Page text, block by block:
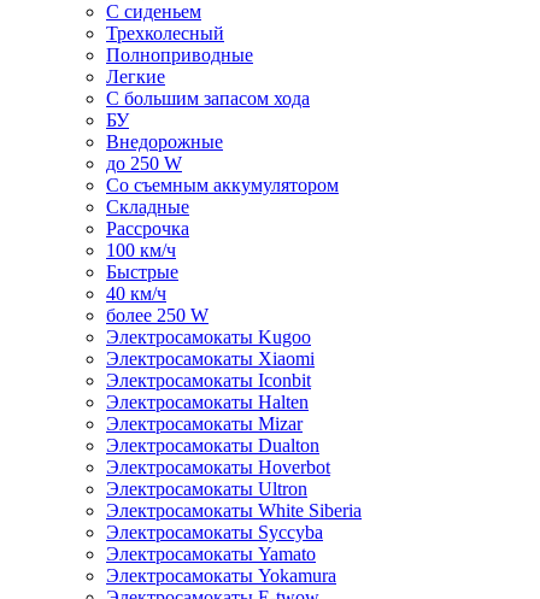
С сиденьем
Трехколесный
Полноприводные
Легкие
С большим запасом хода
БУ
Внедорожные
до 250 W
Со съемным аккумулятором
Складные
Рассрочка
100 км/ч
Быстрые
40 км/ч
более 250 W
Электросамокаты Kugoo
Электросамокаты Xiaomi
Электросамокаты Iconbit
Электросамокаты Halten
Электросамокаты Mizar
Электросамокаты Dualton
Электросамокаты Hoverbot
Электросамокаты Ultron
Электросамокаты White Siberia
Электросамокаты Syccyba
Электросамокаты Yamato
Электросамокаты Yokamura